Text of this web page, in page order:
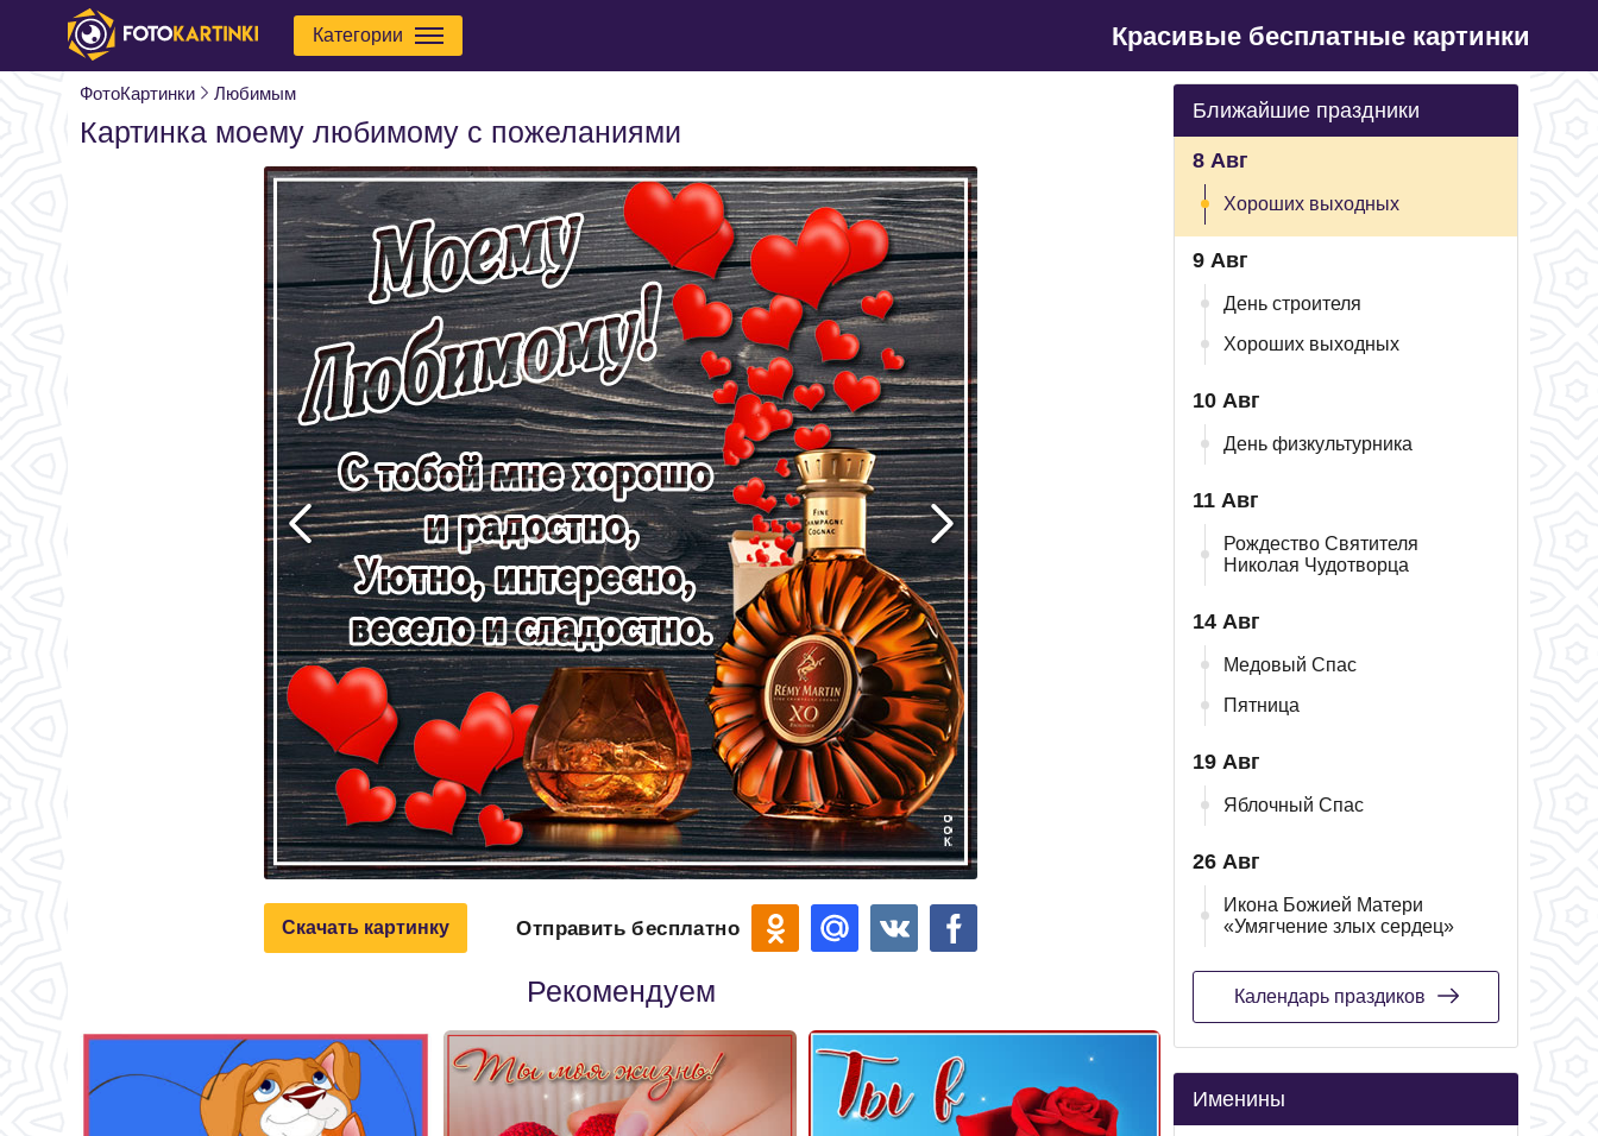
Категории Красивые бесплатные картинки
ФотоКартинки Любимым
Картинка моему любимому с пожеланиями
Скачать картинку Отправить бесплатно
Рекомендуем
Ближайшие праздники
8 Авг
Хороших выходных
9 Авг
День строителя
Хороших выходных
10 Авг
День физкультурника
11 Авг
Рождество Святителя
Николая Чудотворца
14 Авг
Медовый Спас
Пятница
19 Авг
Яблочный Спас
26 Авг
Икона Божией Матери
«Умягчение злых сердец»
Календарь праздиков
Именины